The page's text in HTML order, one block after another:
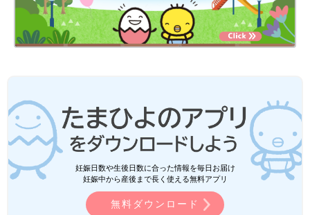
妊娠日数や生後日数に合った情報を毎日お届け
妊娠中から産後まで長く使える無料アプリ
無料ダウンロード